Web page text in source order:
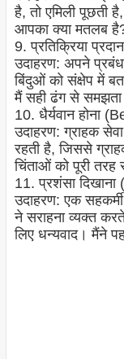
है, तो एमिली पूछती
आपका क्या मतलब
9. प्रतिक्रिया
उदाहरण: अपने
बिंदुओं को संक्षेप में
मैं सही ढंग से
10. धैर्यवान होना
उदाहरण: ग्राहक
रहती है, जिससे
चिंताओं को पूरी
11. प्रशंसा
उदाहरण: एक सहकर्मी
ने सराहना व्यक्त
लिए धन्यवाद। मैंने